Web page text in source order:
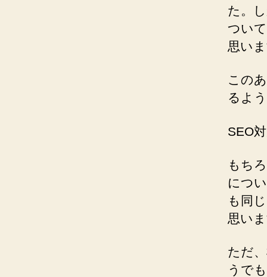
た。
つい
思い
この
るよ
SEO
もち
につ
も同
思い
ただ
うで